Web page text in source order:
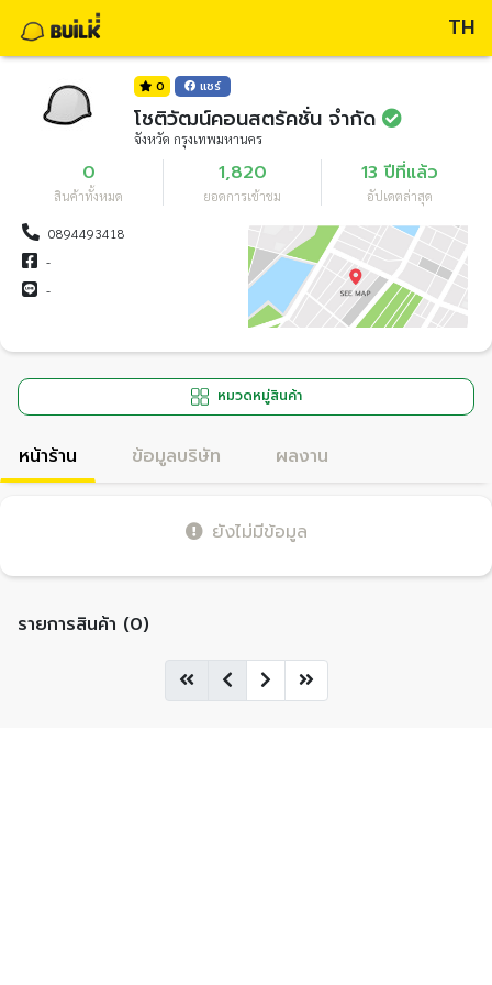
TH
0 แชร์
โชติวัฒน์คอนสตรัคชั่น จำกัด
จังหวัด กรุงเทพมหานคร
0
สินค้าทั้งหมด
1,820
ยอดการเข้าชม
13 ปีที่แล้ว
อัปเดตล่าสุด
0894493418
-
-
หมวดหมู่สินค้า
หน้าร้าน ข้อมูลบริษัท ผลงาน
ยังไม่มีข้อมูล
รายการสินค้า (0)